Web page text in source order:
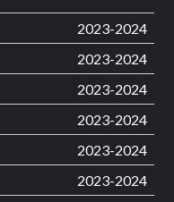
2023-2024
2023-2024
2023-2024
2023-2024
2023-2024
2023-2024